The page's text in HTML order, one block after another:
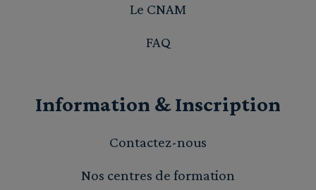
Le CNAM
FAQ
Information & Inscription
Contactez-nous
Nos centres de formation